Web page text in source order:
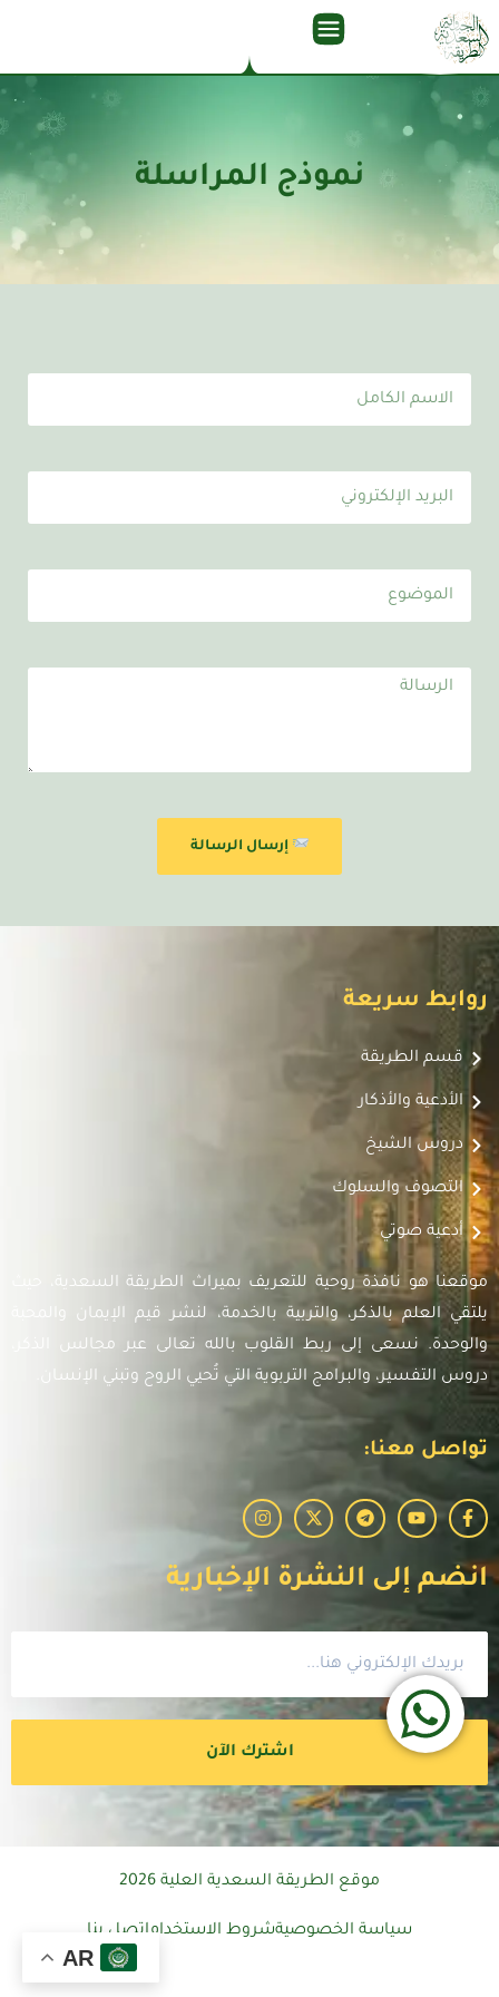
نموذج المراسلة
إرسال الرسالة
روابط سريعة
قسم الطريقة
الأدعية والأذكار
دروس الشيخ
التصوف والسلوك
أدعية صوتي
موقعنا هو نافذة روحية للتعريف بميراث الطريقة السعدية، حيث
يلتقي العلم بالذكر، والتربية بالخدمة، لنشر قيم الإيمان والمحبة
والوحدة. نسعى إلى ربط القلوب بالله تعالى عبر مجالس الذكر،
دروس التفسير، والبرامج التربوية التي تُحيي الروح وتبني الإنسان.
تواصل معنا:
انضم إلى النشرة الإخبارية
اشترك الآن
موقع الطريقة السعدية العلية 2026
سياسة الخصوصيةشروط الاستخداماتصل بنا
AR